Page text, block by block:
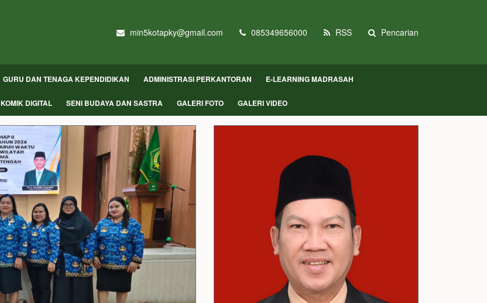
min5kotapky@gmail.com 085349656000 RSS Pencarian
GURU DAN TENAGA KEPENDIDIKAN ADMINISTRASI PERKANTORAN E-LEARNING MADRASAH
KOMIK DIGITAL SENI BUDAYA DAN SASTRA GALERI FOTO GALERI VIDEO